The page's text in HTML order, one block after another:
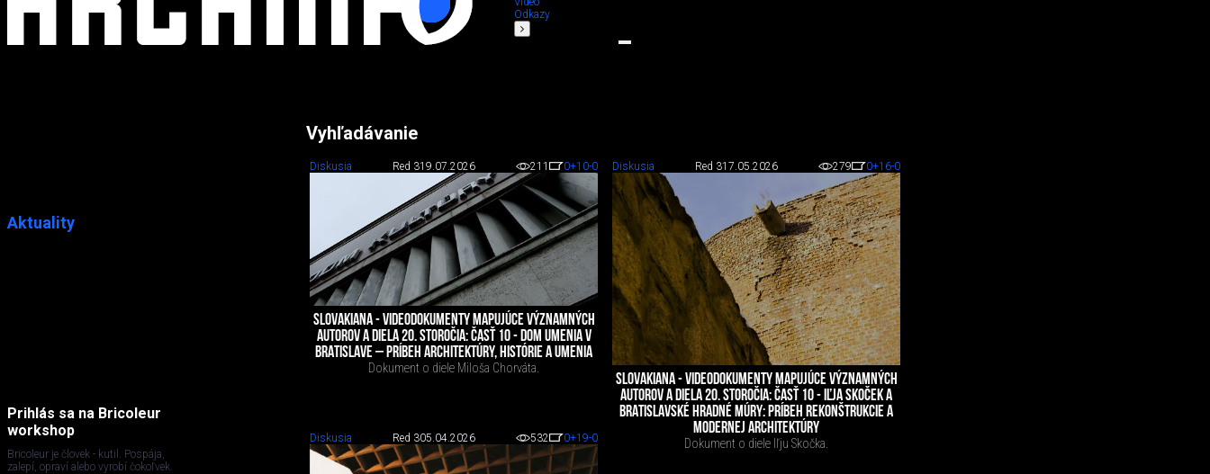
Odkazy
Aktuality
Prihlás sa na Bricoleur
workshop
Bricoleur je človek - kutil. Pospája,
zalepí, opraví alebo vyrobí čokoľvek.
Vyhľadávanie
Diskusia Red 319.07.2026 211 0+10-0
SLOVAKIANA - VIDEODOKUMENTY MAPUJÚCE VÝZNAMNÝCH
AUTOROV A DIELA 20. STOROČIA: ČASŤ 10 - DOM UMENIA V
BRATISLAVE – PRÍBEH ARCHITEKTÚRY, HISTÓRIE A UMENIA
Dokument o diele Miloša Chorváta.
Diskusia Red 317.05.2026 279 0+16-0
SLOVAKIANA - VIDEODOKUMENTY MAPUJÚCE VÝZNAMNÝCH
AUTOROV A DIELA 20. STOROČIA: ČASŤ 10 - IĽJA SKOČEK A
BRATISLAVSKÉ HRADNÉ MÚRY: PRÍBEH REKONŠTRUKCIE A
MODERNEJ ARCHITEKTÚRY
Dokument o diele Iľju Skočka.
Diskusia Red 305.04.2026 532 0+19-0